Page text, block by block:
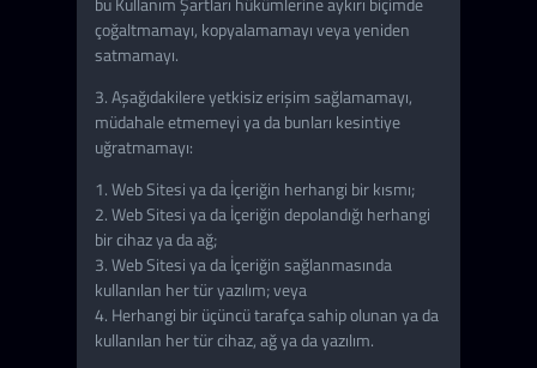
çoğaltmamayı, kopyalamamayı veya yeniden
satmamayı.
3. Aşağıdakilere yetkisiz erişim sağlamamayı,
müdahale etmemeyi ya da bunları kesintiye
uğratmamayı:
1. Web Sitesi ya da İçeriğin herhangi bir kısmı;
2. Web Sitesi ya da İçeriğin depolandığı herhangi
bir cihaz ya da ağ;
3. Web Sitesi ya da İçeriğin sağlanmasında
kullanılan her tür yazılım; veya
4. Herhangi bir üçüncü tarafça sahip olunan ya da
kullanılan her tür cihaz, ağ ya da yazılım.